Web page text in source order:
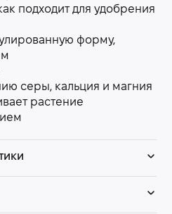
подходит для удобрения
форму,
серы, кальция и магния
растение